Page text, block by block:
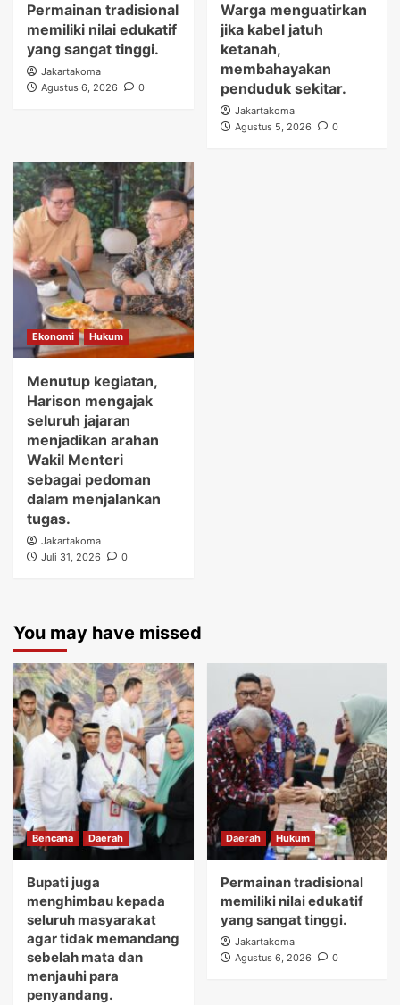
Permainan tradisional
memiliki nilai edukatif
yang sangat tinggi.
Jakartakoma
Agustus 6, 2026
0
Warga menguatirkan
jika kabel jatuh
ketanah,
membahayakan
penduduk sekitar.
Jakartakoma
Agustus 5, 2026
0
Ekonomi Hukum
Menutup kegiatan,
Harison mengajak
seluruh jajaran
menjadikan arahan
Wakil Menteri
sebagai pedoman
dalam menjalankan
tugas.
Jakartakoma
Juli 31, 2026
0
You may have missed
Bencana Daerah
Bupati juga
menghimbau kepada
seluruh masyarakat
agar tidak memandang
sebelah mata dan
menjauhi para
penyandang.
Daerah Hukum
Permainan tradisional
memiliki nilai edukatif
yang sangat tinggi.
Jakartakoma
Agustus 6, 2026
0